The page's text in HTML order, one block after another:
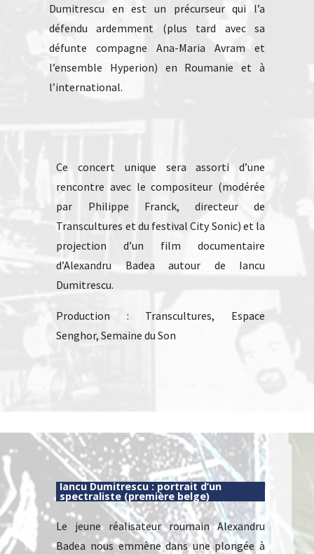
Dumitrescu en est un précurseur qui l’a
défendu ardemment (plus tard avec sa
défunte compagne Ana-Maria Avram et
l’ensemble Hyperion) en Roumanie et à
l’international.
Ce concert unique sera assorti d’une
rencontre avec le compositeur (modérée
par Philippe Franck, directeur de
Transcultures et du festival City Sonic) et la
projection d’un film documentaire
d’Alexandru Badea autour de Iancu
Dumitrescu.
Production : Transcultures, Espace
Senghor, Semaine du Son
Iancu Dumitrescu : portrait d’un
spectraliste (première belge)
Le jeune réalisateur roumain Alexandru
Badea nous emmène dans une plongée à